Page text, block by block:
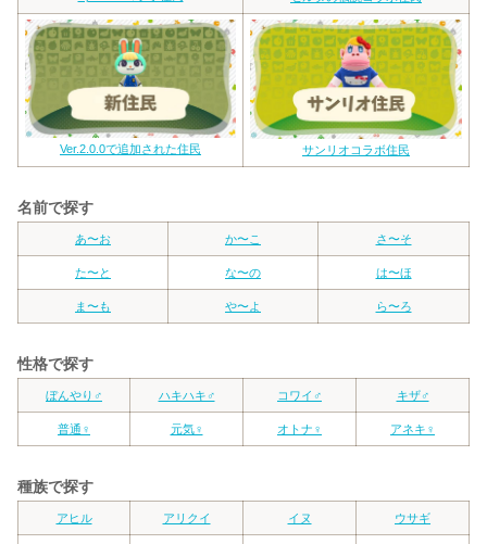
Ver.2.0.0で追加された住民 サンリオコラボ住民
名前で探す
あ〜お か〜こ さ〜そ
た〜と な〜の は〜ほ
ま〜も や〜よ ら〜ろ
性格で探す
ぼんやり♂ ハキハキ♂ コワイ♂ キザ♂
普通♀ 元気♀ オトナ♀ アネキ♀
種族で探す
アヒル アリクイ イヌ ウサギ